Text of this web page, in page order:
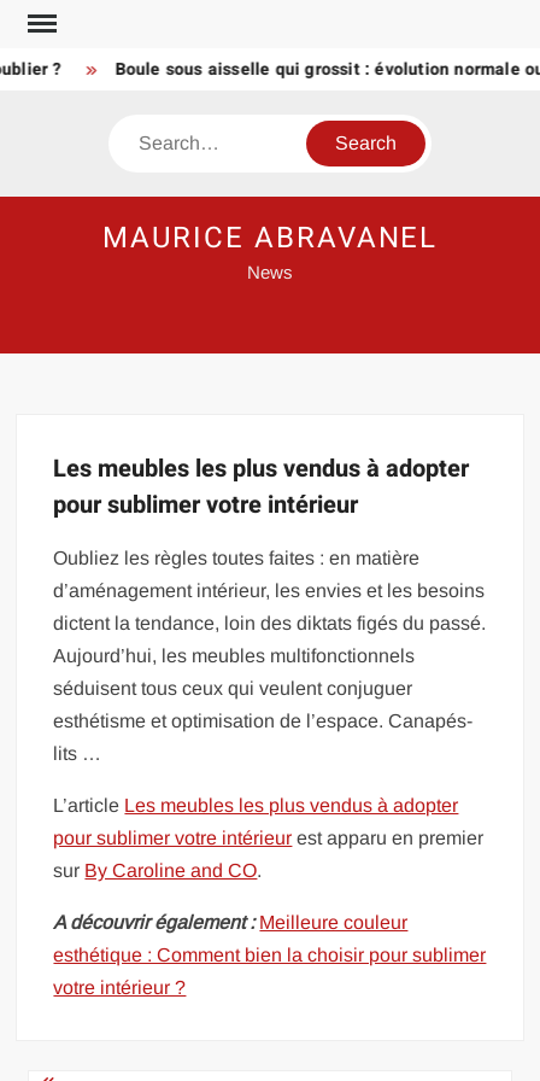
Skip
content
? Boule sous aisselle qui grossit : évolution normale
Search
MAURICE ABRAVANEL
News
Les meubles les plus vendus à adopter
pour sublimer votre intérieur
Oubliez les règles toutes faites : en matière
d’aménagement intérieur, les envies et les besoins
dictent la tendance, loin des diktats figés du passé.
Aujourd’hui, les meubles multifonctionnels
séduisent tous ceux qui veulent conjuguer
esthétisme et optimisation de l’espace. Canapés-
lits …
L’article Les meubles les plus vendus à adopter
pour sublimer votre intérieur est apparu en premier
sur By Caroline and CO.
A découvrir également : Meilleure couleur
esthétique : Comment bien la choisir pour sublimer
votre intérieur ?